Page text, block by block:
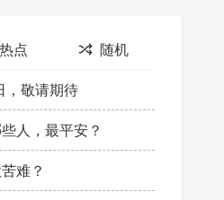
热点 随机
，敬请期待
人，最平安？
难？